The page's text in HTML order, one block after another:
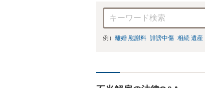
例） 離婚 慰謝料 誹謗中傷 相続 遺産